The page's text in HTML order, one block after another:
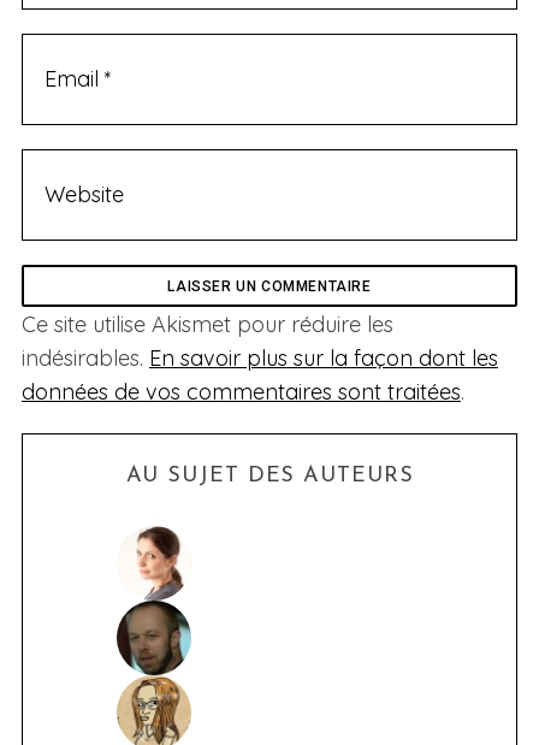
Ce site utilise Akismet pour réduire les
indésirables. En savoir plus sur la façon dont les
données de vos commentaires sont traitées.
AU SUJET DES AUTEURS